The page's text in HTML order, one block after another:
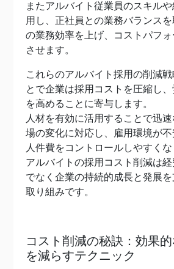
またアルバイト従業員のスキル
用し、正社員との業務バランス
の業務効率を上げ、コストパフ
させます。
これらのアルバイト採用の削減
とで企業は採用コストを圧縮し
を高めることに寄与します。
人材を有効に活用することで迅
場の変化に対応し、雇用環境が
人件費をコントロールしやすくな
アルバイトの採用コスト削減は
でなく企業の持続的成長と発展
取り組みです。
コスト削減の秘訣：効果
を減らすテクニック